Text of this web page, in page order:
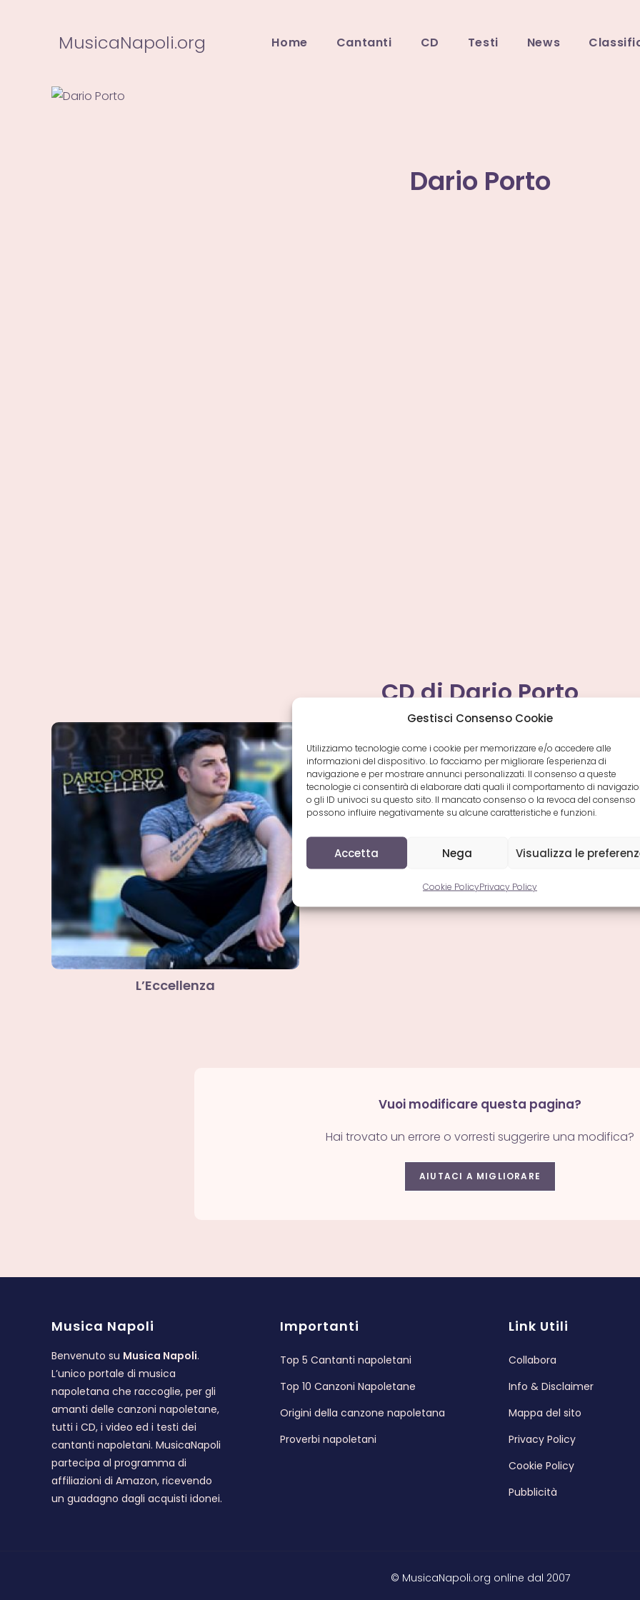
Gestisci Consenso Cookie
Utilizziamo tecnologie come i cookie per memorizzare e/o accedere alle
informazioni del dispositivo. Lo facciamo per migliorare l'esperienza di
navigazione e per mostrare annunci personalizzati. Il consenso a queste
tecnologie ci consentirà di elaborare dati quali il comportamento di
o gli ID univoci su questo sito. Il mancato consenso o la revoca del consenso
possono influire negativamente su alcune caratteristiche e funzioni.
Accetta Nega Visualizza le
Cookie PolicyPrivacy Policy
MusicaNapoli.org Home Cantanti CD Testi News
Dario Porto
CD di Dario Porto
L’Eccellenza
Vuoi modificare questa pagina?
Hai trovato un errore o vorresti suggerire una modifica?
AIUTACI A MIGLIORARE
Musica Napoli
Benvenuto su Musica Napoli.
L’unico portale di musica
napoletana che raccoglie, per gli
amanti delle canzoni napoletane,
tutti i CD, i video ed i testi dei
cantanti napoletani. MusicaNapoli
partecipa al programma di
affiliazioni di Amazon, ricevendo
un guadagno dagli acquisti idonei.
Importanti
Top 5 Cantanti napoletani
Top 10 Canzoni Napoletane
Origini della canzone napoletana
Proverbi napoletani
Link Utili
Collabora
Info & Disclaimer
Mappa del sito
Privacy Policy
Cookie Policy
Pubblicità
© MusicaNapoli.org online dal 2007